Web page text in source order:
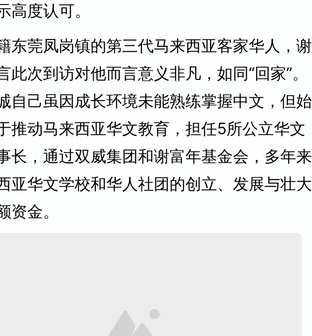
高度认可。
东莞凤岗镇的第三代马来西亚客家华人，谢
此次到访对他而言意义非凡，如同“回家”。
自己虽因成长环境未能熟练掌握中文，但始
推动马来西亚华文教育，担任5所公立华文
长，通过双威集团和谢富年基金会，多年来
亚华文学校和华人社团的创立、发展与壮大
资金。